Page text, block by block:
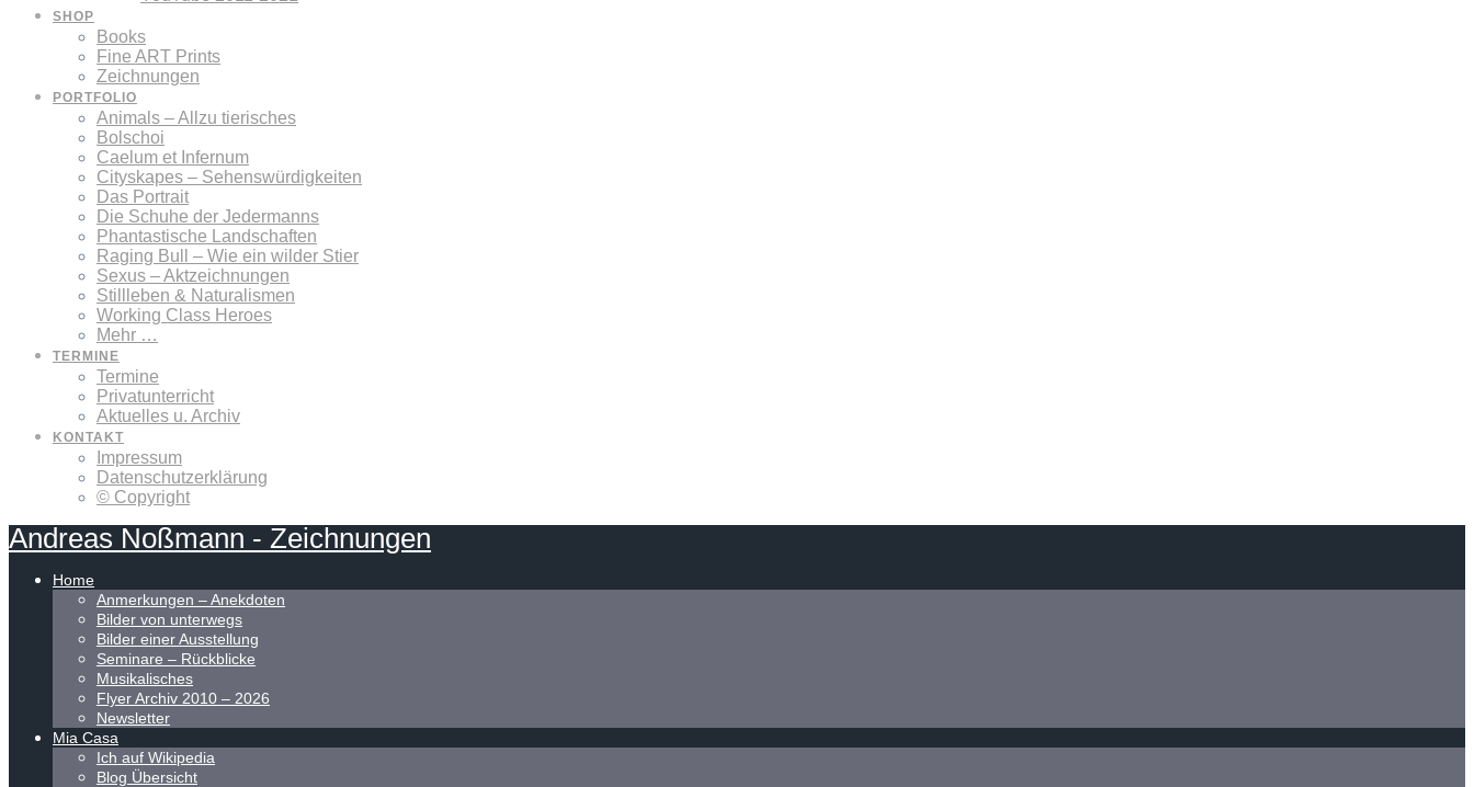
SHOP
Books
Fine ART Prints
Zeichnungen
PORTFOLIO
Animals – Allzu tierisches
Bolschoi
Caelum et Infernum
Cityskapes – Sehenswürdigkeiten
Das Portrait
Die Schuhe der Jedermanns
Phantastische Landschaften
Raging Bull – Wie ein wilder Stier
Sexus – Aktzeichnungen
Stillleben & Naturalismen
Working Class Heroes
Mehr …
TERMINE
Termine
Privatunterricht
Aktuelles u. Archiv
KONTAKT
Impressum
Datenschutzerklärung
© Copyright
Andreas Noßmann - Zeichnungen
Home
Anmerkungen – Anekdoten
Bilder von unterwegs
Bilder einer Ausstellung
Seminare – Rückblicke
Musikalisches
Flyer Archiv 2010 – 2026
Newsletter
Mia Casa
Ich auf Wikipedia
Blog Übersicht